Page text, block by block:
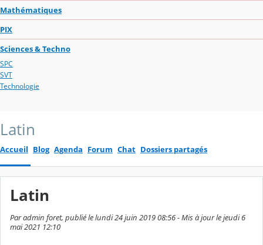
Mathématiques
PIX
Sciences & Techno
SPC
SVT
Technologie
Latin
Accueil Blog Agenda Forum Chat Dossiers partagés
Latin
Par admin foret, publié le lundi 24 juin 2019 08:56 - Mis à jour le jeudi 6
mai 2021 12:10